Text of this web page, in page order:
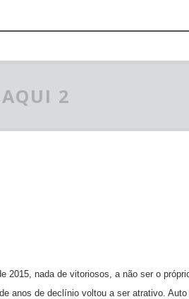
AQUI 2
2015, nada de vitoriosos, a não ser o
anos de declínio voltou a ser atrativo.